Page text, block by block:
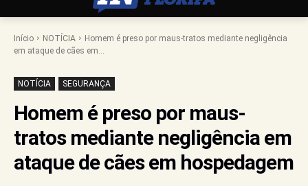
Início NOTÍCIA
Homem é preso por maus-tratos mediante negligência
em ataque de cães em...
NOTÍCIA SEGURANÇA
Homem é preso por maus-
tratos mediante negligência em
ataque de cães em hospedagem